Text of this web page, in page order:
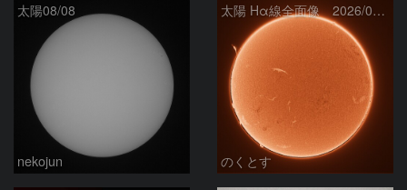
太陽08/08
nekojun
太陽 Hα線全面像 2026/08/08
のくとす